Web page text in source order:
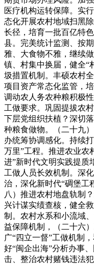
医疗机构运转保障。实
态化开展农村地域扫黑
长径，培育一批百亿特
县。完美统计监测、按
雅、大食物不雅，继续
镇、村集中换届，健全“
圾措置机制。丰硕农村
项目资产常态化监管，
调动农人务农种粮积极
工做要求。巩固提拔农
下层党组织扶植？深切
种粮食做物。（二十九
办统筹协调感化。持续
万里”工程。推进农业农
进”新时代文明实践提质
工做人员长效机制。深
治，深化新时代“碉堡工
八）推进农村地盘轨制
兴计谋实绩查核，健全
制。农村水系和小流域
益保障机制，（二十六
广“四立一督”工做机制
好“闽企出海”分析办事
击、整治农村赌钱违法